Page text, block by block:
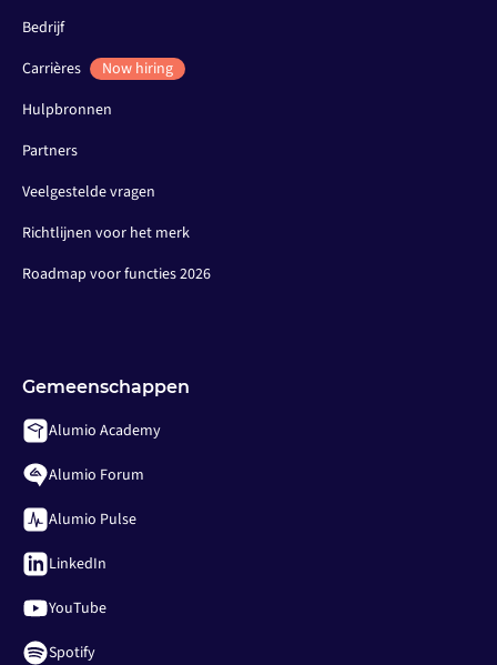
Bedrijf
Carrières
Now hiring
Hulpbronnen
Partners
Veelgestelde vragen
Richtlijnen voor het merk
Roadmap voor functies 2026
Gemeenschappen
Alumio Academy
Alumio Forum
Alumio Pulse
LinkedIn
YouTube
Spotify